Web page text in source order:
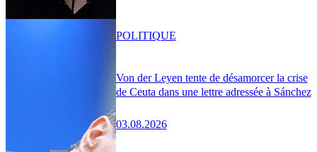
Von der Leyen tente de désamorcer la crise
de Ceuta dans une lettre adressée à Sánchez
03.08.2026
POLITIQUE